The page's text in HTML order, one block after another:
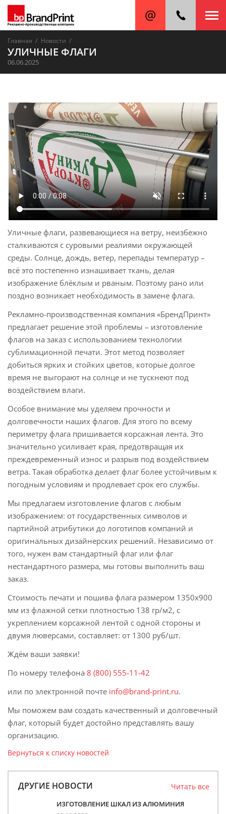
Главная / Новости /
УЛИЧНЫЕ ФЛАГИ
06.06.2025
Уличные флаги, развевающиеся на ветру, неизбежно
сталкиваются с суровыми реалиями окружающей
среды. Солнце, дождь, ветер, перепады температур –
всё это постепенно изнашивает ткань, делая
изображение блёклым и рваным. Поэтому рано или
поздно возникает необходимость в замене флага.
Рекламно-производственная компания «БрендПринт»
предлагает решение этой проблемы – изготовление
флагов на заказ с использованием технологии
сублимационной печати. Этот метод позволяет
добиться ярких и стойких цветов, которые долгое
время не выгорают на солнце и не тускнеют под
воздействием влаги.
Особое внимание мы уделяем прочности и
долговечности наших флагов. Для этого по всему
периметру флага пришивается корсажная лента. Это
значительно усиливает края, предотвращая их
преждевременный износ и разрыв под воздействием
ветра. Такая обработка делает флаг более устойчивым к
погодным условиям и продлевает срок его службы.
Мы предлагаем изготовление флагов с любым
изображением: от государственных символов и
партийной атрибутики до логотипов компаний и
оригинальных дизайнерских решений. Независимо от
того, нужен вам стандартный флаг или флаг
нестандартного размера, мы готовы выполнить ваш
заказ.
Стоимость печати и пошива флага размером 1350х900
мм из флажной сетки плотностью 138 гр/м2, с
укреплением корсажной лентой с одной стороны и
двумя люверсами, составляет: от 1300 руб/шт.
Ждём ваши заявки!
По номеру телефона 8 (800) 555-11-42
или по электронной почте info@brand-print.ru.
Мы поможем вам создать качественный и долговечный
флаг, который будет достойно представлять вашу
организацию.
Вернуться к списку новостей
ДРУГИЕ НОВОСТИ Читать все
ИЗГОТОВЛЕНИЕ ШКАЛ ИЗ АЛЮМИНИЯ